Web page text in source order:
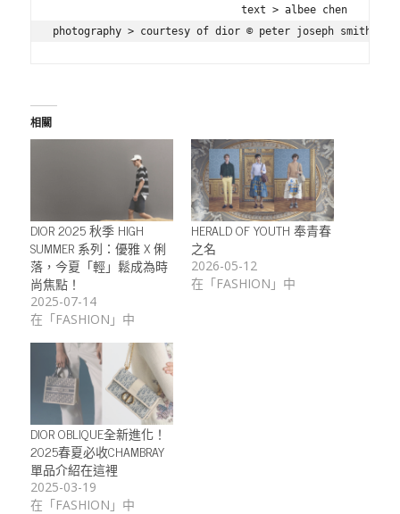
text > albee chen
photography > courtesy of dior © peter joseph smith
相關
DIOR 2025 秋季 HIGH
SUMMER 系列：優雅 X 俐
落，今夏「輕」鬆成為時
尚焦點！
2025-07-14
在「FASHION」中
HERALD OF YOUTH 奉青春
之名
2026-05-12
在「FASHION」中
DIOR OBLIQUE全新進化！
2025春夏必收CHAMBRAY
單品介紹在這裡
2025-03-19
在「FASHION」中